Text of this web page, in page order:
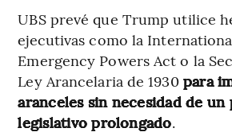
UBS prevé que Trump utilice
ejecutivas como la
Emergency Powers Act o la
Ley Arancelaria de 1930 para
aranceles sin necesidad de un
legislativo prolongado.